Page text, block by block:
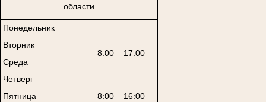
области
Понедельник
8:00 – 17:00
Вторник
Среда
Четверг
Пятница
8:00 – 16:00